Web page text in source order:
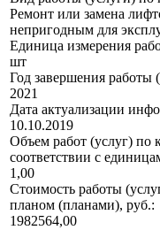
Ремонт или замена
непригодным для
Единица измерения
шт
Год завершения работы
2021
Дата актуализации
10.10.2019
Объем работ (услуг) по
соответствии с
1,00
Стоимость работы
планом (планами), руб.:
1982564,00